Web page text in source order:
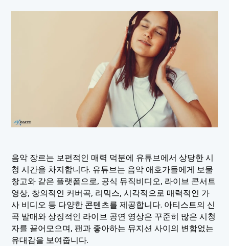
음악 장르는 보편적인 매력 덕분에 유튜브에서 상당한 시
청 시간을 차지합니다. 유튜브는 음악 애호가들에게 보물
창고와 같은 플랫폼으로, 공식 뮤직비디오, 라이브 콘서트
영상, 창의적인 커버곡, 리믹스, 시각적으로 매력적인 가
사 비디오 등 다양한 콘텐츠를 제공합니다. 아티스트의 신
곡 발매와 상징적인 라이브 공연 영상은 꾸준히 많은 시청
자를 끌어모으며, 팬과 좋아하는 뮤지션 사이의 변함없는
유대감을 보여줍니다.